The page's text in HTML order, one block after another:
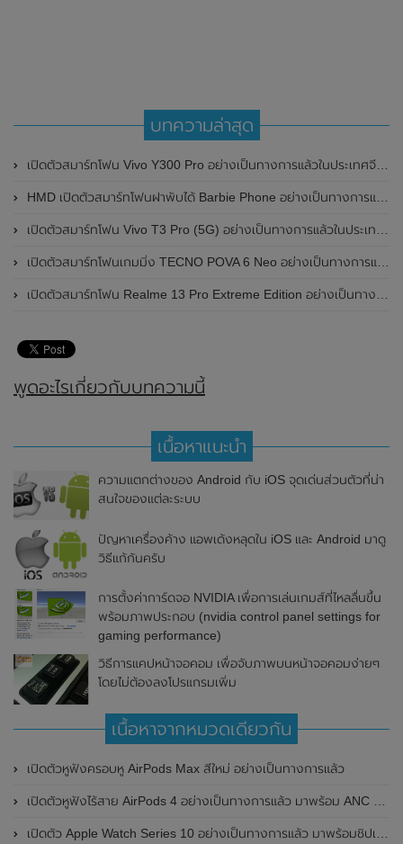
บทความล่าสุด
เปิดตัวสมาร์ทโฟน Vivo Y300 Pro อย่างเป็นทางการแล้วในประเทศจีน มาพร้อมดีไซน์พรีเมี่ยม ทนทาน และแบตเตอรี่สุดอึดขนาดใหญ่ 6,500mAh พร้อมรองรับการชาร์จไว 80W
HMD เปิดตัวสมาร์ทโฟนฝาพับได้ Barbie Phone อย่างเป็นทางการแล้ว มาพร้อมธีมสีชมพูสดใส
เปิดตัวสมาร์ทโฟน Vivo T3 Pro (5G) อย่างเป็นทางการแล้วในประเทศอินเดีย
เปิดตัวสมาร์ทโฟนเกมมิ่ง TECNO POVA 6 Neo อย่างเป็นทางการแล้วในประเทศไทย ในราคา 8,499 บาท
เปิดตัวสมาร์ทโฟน Realme 13 Pro Extreme Edition อย่างเป็นทางการแล้วในประเทศจีน
พูดอะไรเกี่ยวกับบทความนี้
เนื้อหาแนะนำ
ความแตกต่างของ Android กับ iOS จุดเด่นส่วนตัวที่น่า
สนใจของแต่ละระบบ
ปัญหาเครื่องค้าง แอพเด้งหลุดใน iOS และ Android มาดู
วิธีแก้กันครับ
การตั้งค่าการ์ดจอ NVIDIA เพื่อการเล่นเกมส์ที่ไหลลื่นขึ้น
พร้อมภาพประกอบ (nvidia control panel settings for
gaming performance)
วิธีการแคปหน้าจอคอม เพื่อจับภาพบนหน้าจอคอมง่ายๆ
โดยไม่ต้องลงโปรแกรมเพิ่ม
เนื้อหาจากหมวดเดียวกัน
เปิดตัวหูฟังครอบหู AirPods Max สีใหม่ อย่างเป็นทางการแล้ว
เปิดตัวหูฟังไร้สาย AirPods 4 อย่างเป็นทางการแล้ว มาพร้อม ANC และฟีเจอร์ใหม่มากมาย
เปิดตัว Apple Watch Series 10 อย่างเป็นทางการแล้ว มาพร้อมชิปเซ็ตรุ่น S10